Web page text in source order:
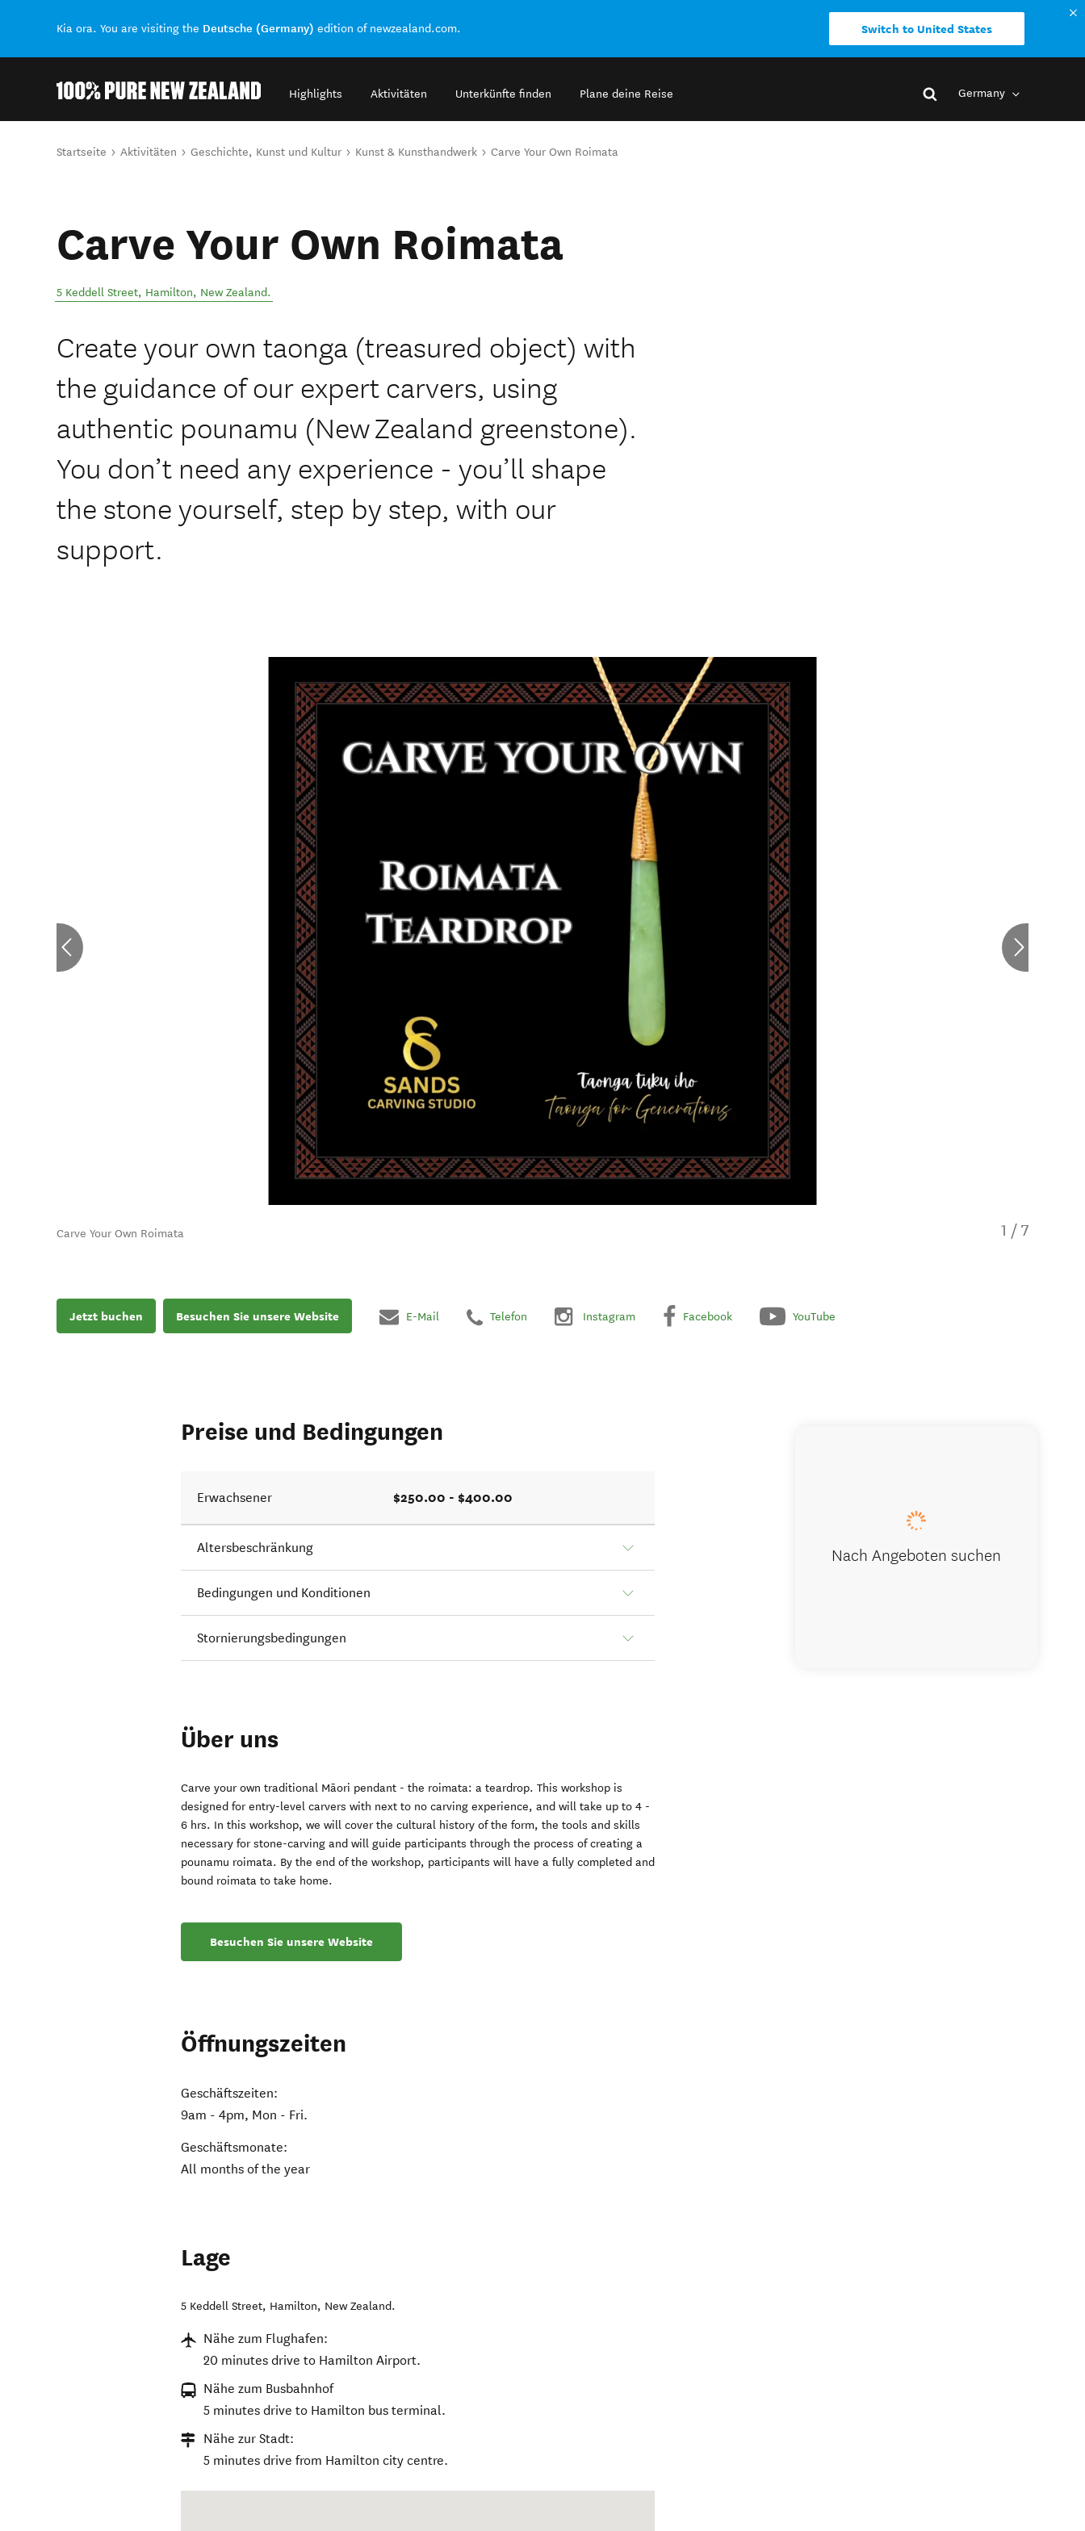
Kia ora. You are visiting the Deutsche (Germany) edition of newzealand.com. Switch to United States
Highlights Aktivitäten Unterkünfte finden Plane deine Reise Germany
Sie sind hier
Startseite Aktivitäten Geschichte, Kunst und Kultur Kunst & Kunsthandwerk Carve Your Own Roimata
Carve Your Own Roimata
5 Keddell Street, Hamilton, New Zealand.
Create your own taonga (treasured object) with
the guidance of our expert carvers, using
authentic pounamu (New Zealand greenstone).
You don’t need any experience - you’ll shape
the stone yourself, step by step, with our
support.
Carve Your Own Roimata 1 / 7
Jetzt buchen Besuchen Sie unsere Website E-Mail Telefon Instagram Facebook YouTube
Preise und Bedingungen
Erwachsener $250.00 - $400.00
Altersbeschränkung
Bedingungen und Konditionen
Stornierungsbedingungen
Über uns
Carve your own traditional Māori pendant - the roimata: a teardrop. This workshop is
designed for entry-level carvers with next to no carving experience, and will take up to 4 -
6 hrs. In this workshop, we will cover the cultural history of the form, the tools and skills
necessary for stone-carving and will guide participants through the process of creating a
pounamu roimata. By the end of the workshop, participants will have a fully completed and
bound roimata to take home.
Besuchen Sie unsere Website
Öffnungszeiten
Geschäftszeiten:
9am - 4pm, Mon - Fri.
Geschäftsmonate:
All months of the year
Lage
5 Keddell Street, Hamilton, New Zealand.
Nähe zum Flughafen:
20 minutes drive to Hamilton Airport.
Nähe zum Busbahnhof
5 minutes drive to Hamilton bus terminal.
Nähe zur Stadt:
5 minutes drive from Hamilton city centre.
Nach Angeboten suchen